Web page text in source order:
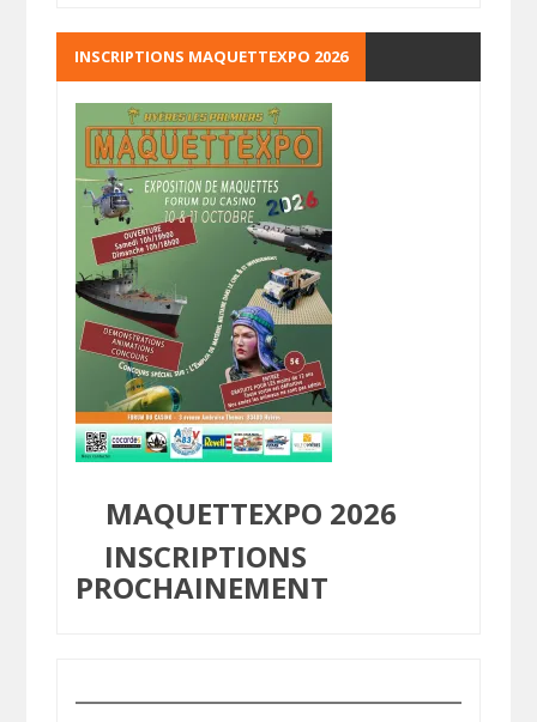
INSCRIPTIONS MAQUETTEXPO 2026
MAQUETTEXPO 2026
INSCRIPTIONS
PROCHAINEMENT